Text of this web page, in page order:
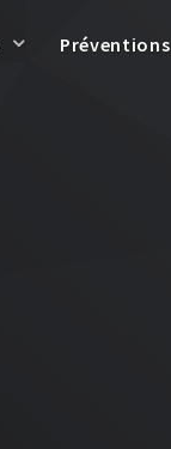
Préventions